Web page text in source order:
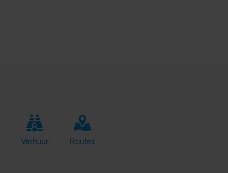
Verhuur Routes